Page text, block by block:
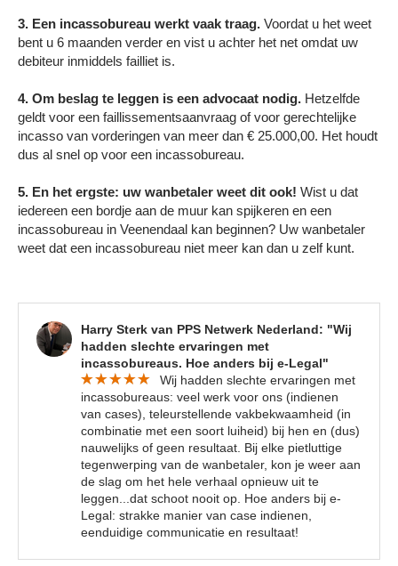
3. Een incassobureau werkt vaak traag. Voordat u het weet
bent u 6 maanden verder en vist u achter het net omdat uw
debiteur inmiddels failliet is.
4. Om beslag te leggen is een advocaat nodig. Hetzelfde
geldt voor een faillissementsaanvraag of voor gerechtelijke
incasso van vorderingen van meer dan € 25.000,00. Het houdt
dus al snel op voor een incassobureau.
5. En het ergste: uw wanbetaler weet dit ook! Wist u dat
iedereen een bordje aan de muur kan spijkeren en een
incassobureau in Veenendaal kan beginnen? Uw wanbetaler
weet dat een incassobureau niet meer kan dan u zelf kunt.
Harry Sterk van PPS Netwerk Nederland: "Wij
hadden slechte ervaringen met
incassobureaus. Hoe anders bij e-Legal"
Wij hadden slechte ervaringen met
incassobureaus: veel werk voor ons (indienen
van cases), teleurstellende vakbekwaamheid (in
combinatie met een soort luiheid) bij hen en (dus)
nauwelijks of geen resultaat. Bij elke pietluttige
tegenwerping van de wanbetaler, kon je weer aan
de slag om het hele verhaal opnieuw uit te
leggen...dat schoot nooit op. Hoe anders bij e-
Legal: strakke manier van case indienen,
eenduidige communicatie en resultaat!